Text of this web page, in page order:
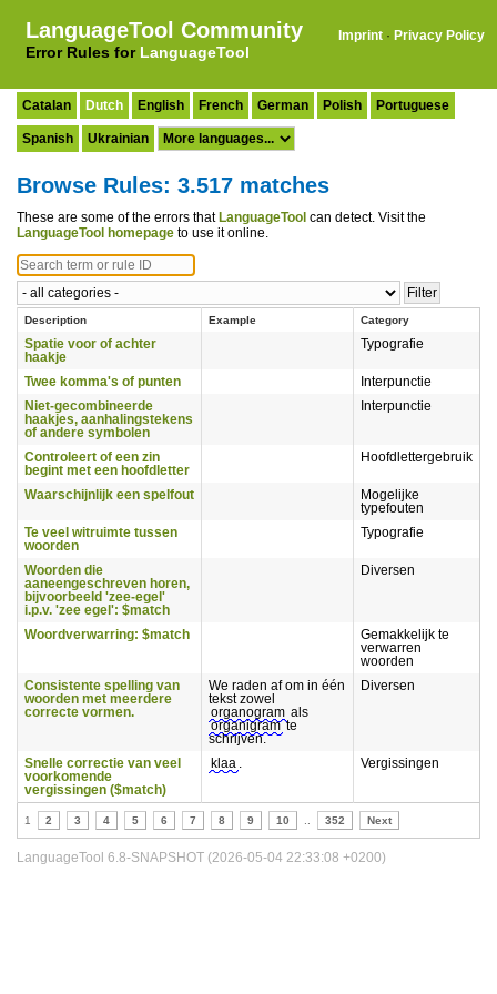
LanguageTool Community
Error Rules for LanguageTool
Imprint · Privacy Policy
Catalan Dutch English French German Polish Portuguese
Spanish Ukrainian
Browse Rules: 3.517 matches
These are some of the errors that LanguageTool can detect. Visit the
LanguageTool homepage to use it online.
Description Example Category
Spatie voor of achter
haakje
Typografie
Twee komma's of punten
Interpunctie
Niet-gecombineerde
haakjes, aanhalingstekens
of andere symbolen
Interpunctie
Controleert of een zin
begint met een hoofdletter
Hoofdlettergebruik
Waarschijnlijk een spelfout
Mogelijke
typefouten
Te veel witruimte tussen
woorden
Typografie
Woorden die
aaneengeschreven horen,
bijvoorbeeld 'zee-egel'
i.p.v. 'zee egel': $match
Diversen
Woordverwarring: $match
Gemakkelijk te
verwarren
woorden
Consistente spelling van
woorden met meerdere
correcte vormen.
We raden af om in één
tekst zowel
organogram als
organigram te
schrijven.
Diversen
Snelle correctie van veel
voorkomende
vergissingen ($match)
klaa . Vergissingen
1 2 3 4 5 6 7 8 9 10 352 Next
LanguageTool 6.8-SNAPSHOT (2026-05-04 22:33:08 +0200)